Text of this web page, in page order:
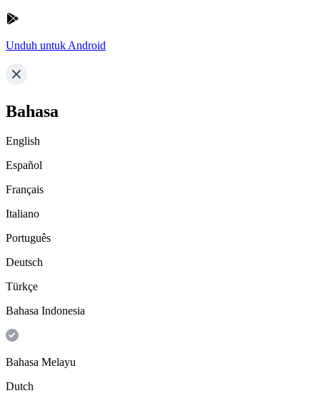
Unduh untuk Android
Bahasa
English
Español
Français
Italiano
Português
Deutsch
Türkçe
Bahasa Indonesia
Bahasa Melayu
Dutch